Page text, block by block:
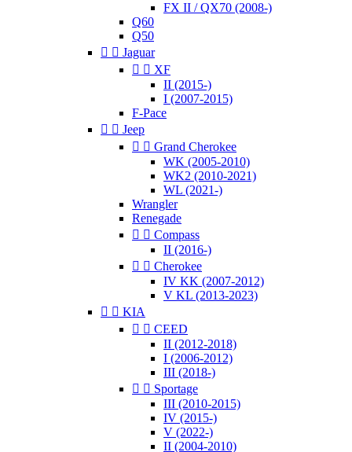
FX II / QX70 (2008-)
Q60
Q50
  Jaguar
  XF
II (2015-)
I (2007-2015)
F-Pace
  Jeep
  Grand Cherokee
WK (2005-2010)
WK2 (2010-2021)
WL (2021-)
Wrangler
Renegade
  Compass
II (2016-)
  Cherokee
IV KK (2007-2012)
V KL (2013-2023)
  KIA
  CEED
II (2012-2018)
I (2006-2012)
III (2018-)
  Sportage
III (2010-2015)
IV (2015-)
V (2022-)
II (2004-2010)